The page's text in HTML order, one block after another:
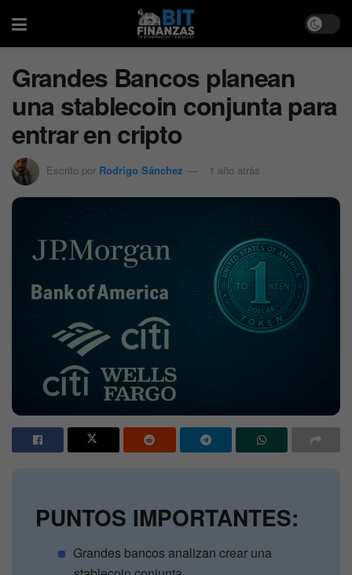
Grandes Bancos planean
una stablecoin conjunta para
entrar en cripto
Escrito por Rodrigo Sánchez 1 año atrás
PUNTOS IMPORTANTES:
Grandes bancos analizan crear una